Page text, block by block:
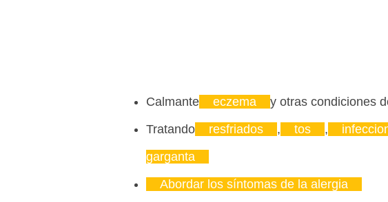
Calmante eczema
y otras condiciones
Tratando
resfriados , tos ,
garganta
Abordar los síntomas de la alergia